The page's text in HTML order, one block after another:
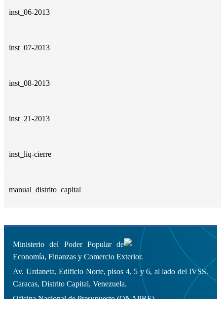
inst_06-2013
inst_07-2013
inst_08-2013
inst_21-2013
inst_liq-cierre
manual_distrito_capital
Ministerio del Poder Popular de
Economía, Finanzas y Comercio Exterior.
Av. Urdaneta, Edificio Norte, pisos 4, 5 y 6, al lado del IVSS.
Caracas, Distrito Capital, Venezuela.
Oficina Nacional de Presupuesto (ONAPRE).